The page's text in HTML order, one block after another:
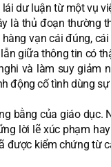
dư luận từ một vụ
là thủ đoạn thường
vạn cái đúng,
giữa thông tin có
và làm suy giảm
động cố tình dùng
bằng của giáo dục.
lời lẽ xúc phạm
được kiểm chứng từ